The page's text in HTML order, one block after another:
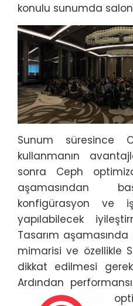
konulu sunumda
Sunum süresince
kullanmanın
sonra Ceph
aşamasından
konfigürasyon ve
yapılabilecek
Tasarım
mimarisi ve özellikle
dikkat edilmesi
Ardından